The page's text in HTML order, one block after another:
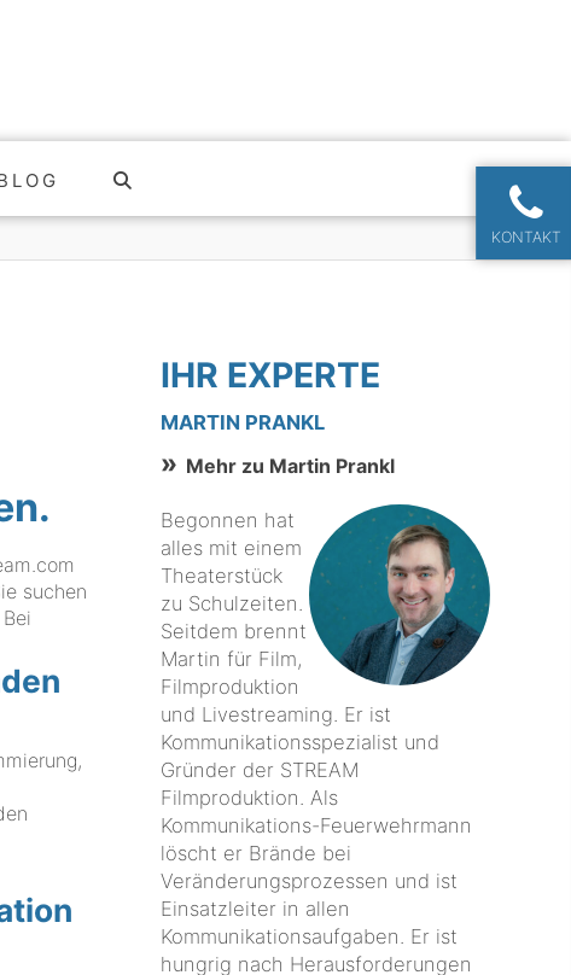
KONTAKT
suchen
IHR EXPERTE
MARTIN PRANKL
Mehr zu Martin Prankl
Begonnen hat
alles mit einem
Theaterstück
zu Schulzeiten.
Seitdem brennt
Martin für Film,
Filmproduktion
und Livestreaming. Er ist
Kommunikationsspezialist und
Gründer der STREAM
Filmproduktion. Als
Kommunikations-Feuerwehrmann
löscht er Brände bei
Veränderungsprozessen und ist
Einsatzleiter in allen
Kommunikationsaufgaben. Er ist
hungrig nach Herausforderungen